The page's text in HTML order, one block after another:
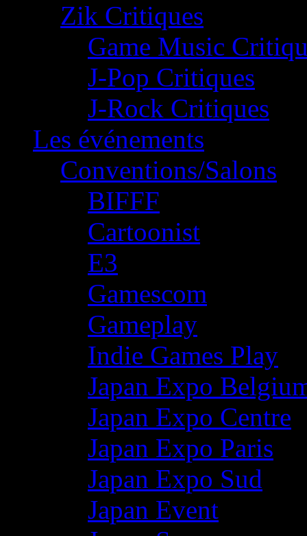
Zik Critiques
Game Music
J-Pop Critiques
J-Rock Critiques
Les événements
Conventions/Salons
BIFFF
Cartoonist
E3
Gamescom
Gameplay
Indie Games Play
Japan Expo
Japan Expo Centre
Japan Expo Paris
Japan Expo Sud
Japan Event